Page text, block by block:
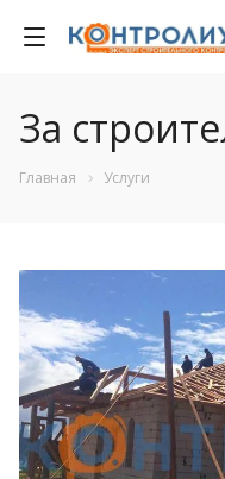
За
Главная Услуги